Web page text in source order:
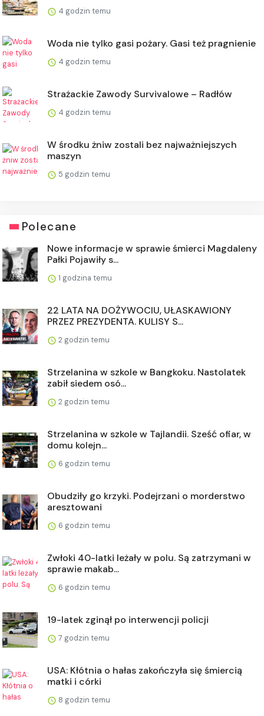
4 godzin temu
Woda nie tylko gasi pożary. Gasi też pragnienie
4 godzin temu
Strażackie Zawody Survivalowe – Radłów
4 godzin temu
W środku żniw zostali bez najważniejszych
maszyn
5 godzin temu
Polecane
Nowe informacje w sprawie śmierci Magdaleny
Pałki Pojawiły s...
1 godzina temu
22 LATA NA DOŻYWOCIU, UŁASKAWIONY
PRZEZ PREZYDENTA. KULISY S...
2 godzin temu
Strzelanina w szkole w Bangkoku. Nastolatek
zabił siedem osó...
2 godzin temu
Strzelanina w szkole w Tajlandii. Sześć ofiar, w
domu kolejn...
6 godzin temu
Obudziły go krzyki. Podejrzani o morderstwo
aresztowani
6 godzin temu
Zwłoki 40-latki leżały w polu. Są zatrzymani w
sprawie makab...
6 godzin temu
19-latek zginął po interwencji policji
7 godzin temu
USA: Kłótnia o hałas zakończyła się śmiercią
matki i córki
8 godzin temu